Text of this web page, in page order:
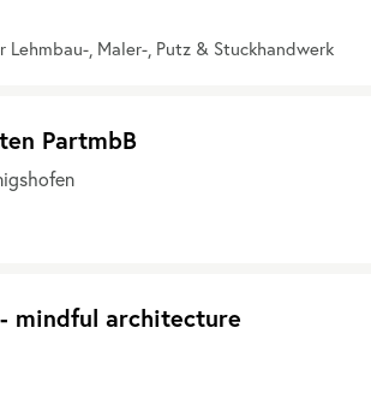
, Maler-, Putz & Stuckhandwerk
PartmbB
mindful architecture